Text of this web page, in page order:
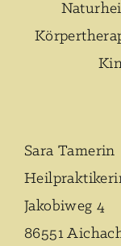
Sara Tamerin
Jakobiweg 4
86551